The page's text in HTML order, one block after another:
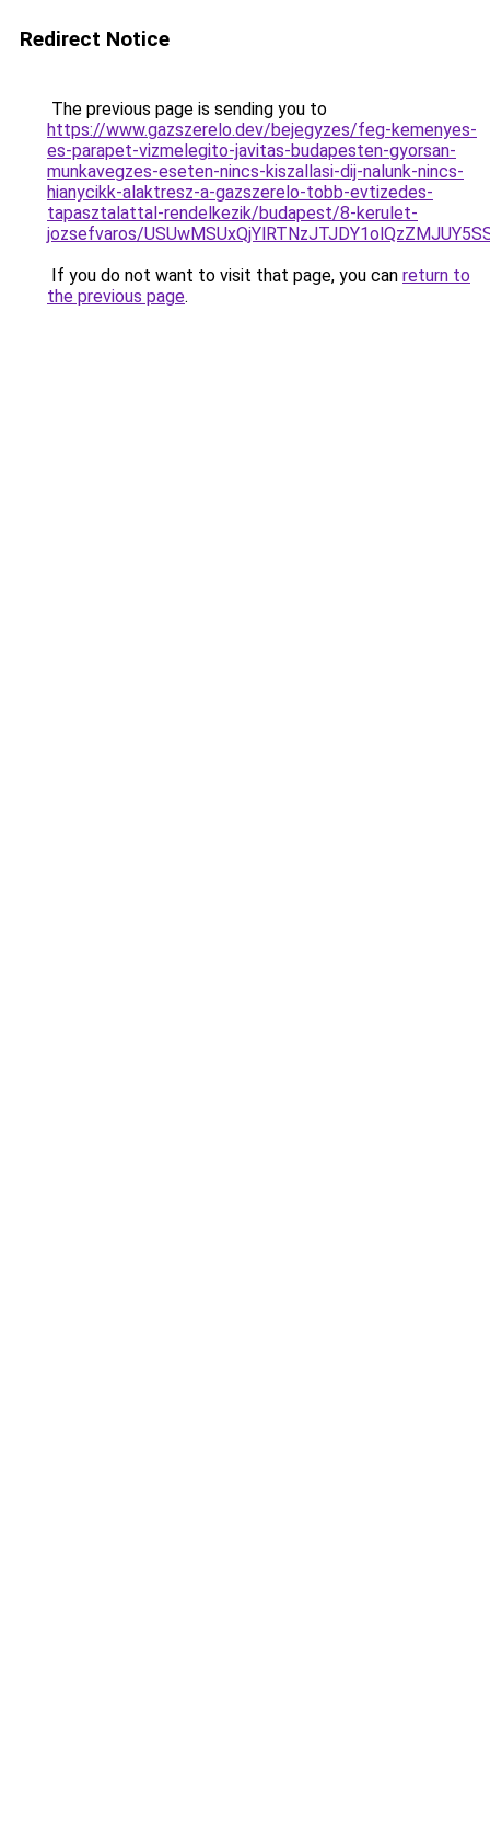
Redirect Notice
The previous page is sending you to
https://www.gazszerelo.dev/bejegyzes/feg-kemenyes-
es-parapet-vizmelegito-javitas-budapesten-gyorsan-
munkavegzes-eseten-nincs-kiszallasi-dij-nalunk-nincs-
hianycikk-alaktresz-a-gazszerelo-tobb-evtizedes-
tapasztalattal-rendelkezik/budapest/8-kerulet-
jozsefvaros/
If you do not want to visit that page, you can return to
the previous page.